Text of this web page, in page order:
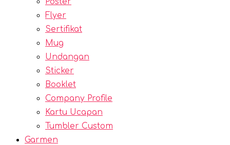
Flyer
Sertifikat
Mug
Undangan
Sticker
Booklet
Company Profile
Kartu Ucapan
Tumbler Custom
Garmen